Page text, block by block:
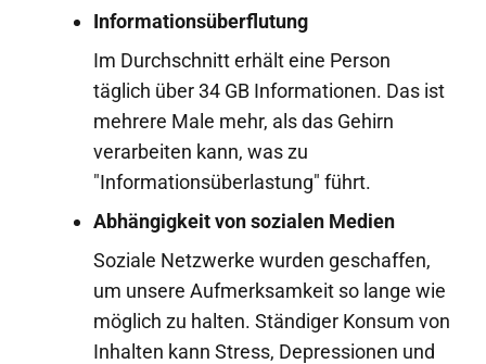
Informationsüberflutung
Im Durchschnitt erhält eine Person
täglich über 34 GB Informationen. Das ist
mehrere Male mehr, als das Gehirn
verarbeiten kann, was zu
"Informationsüberlastung" führt.
Abhängigkeit von sozialen Medien
Soziale Netzwerke wurden geschaffen,
um unsere Aufmerksamkeit so lange wie
möglich zu halten. Ständiger Konsum von
Inhalten kann Stress, Depressionen und